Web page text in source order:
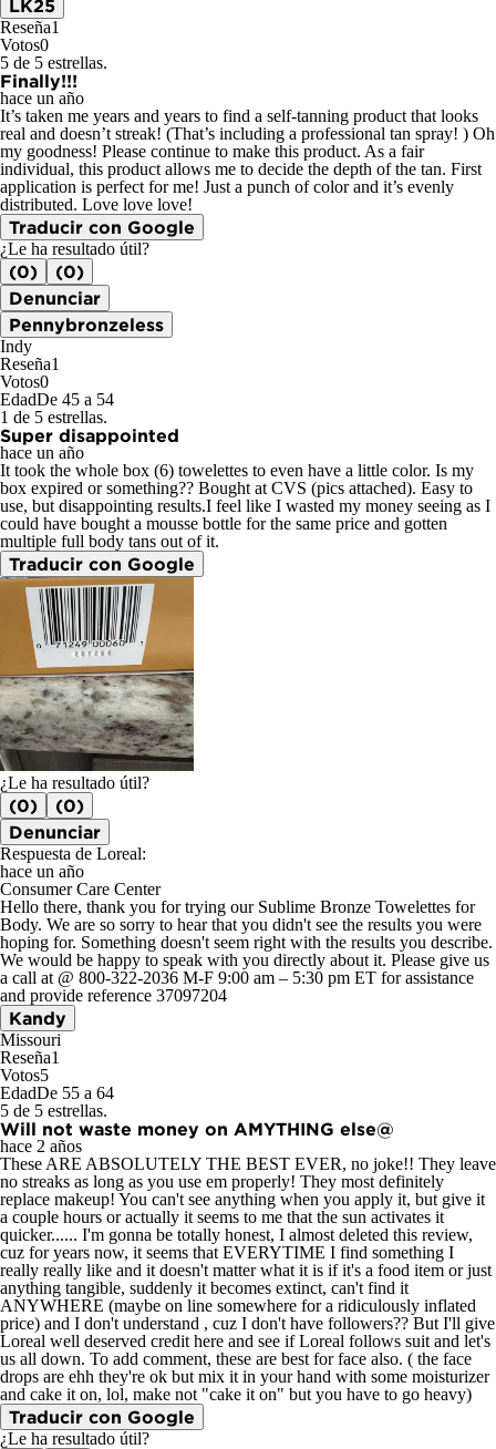
LK25
Reseña1
Votos0
5 de 5 estrellas.
Finally!!!
hace un año
It’s taken me years and years to find a self-tanning product that looks
real and doesn’t streak! (That’s including a professional tan spray! ) Oh
my goodness! Please continue to make this product. As a fair
individual, this product allows me to decide the depth of the tan. First
application is perfect for me! Just a punch of color and it’s evenly
distributed. Love love love!
Traducir con Google
¿Le ha resultado útil?
(0)
(0)
Denunciar
Pennybronzeless
Indy
Reseña1
Votos0
EdadDe 45 a 54
1 de 5 estrellas.
Super disappointed
hace un año
It took the whole box (6) towelettes to even have a little color. Is my
box expired or something?? Bought at CVS (pics attached). Easy to
use, but disappointing results.I feel like I wasted my money seeing as I
could have bought a mousse bottle for the same price and gotten
multiple full body tans out of it.
Traducir con Google
¿Le ha resultado útil?
(0)
(0)
Denunciar
Respuesta de Loreal:
hace un año
Consumer Care Center
Hello there, thank you for trying our Sublime Bronze Towelettes for
Body. We are so sorry to hear that you didn't see the results you were
hoping for. Something doesn't seem right with the results you describe.
We would be happy to speak with you directly about it. Please give us
a call at @ 800-322-2036 M-F 9:00 am – 5:30 pm ET for assistance
and provide reference 37097204
Kandy
Missouri
Reseña1
Votos5
EdadDe 55 a 64
5 de 5 estrellas.
Will not waste money on AMYTHING else@
hace 2 años
These ARE ABSOLUTELY THE BEST EVER, no joke!! They leave
no streaks as long as you use em properly! They most definitely
replace makeup! You can't see anything when you apply it, but give it
a couple hours or actually it seems to me that the sun activates it
quicker...... I'm gonna be totally honest, I almost deleted this review,
cuz for years now, it seems that EVERYTIME I find something I
really really like and it doesn't matter what it is if it's a food item or just
anything tangible, suddenly it becomes extinct, can't find it
ANYWHERE (maybe on line somewhere for a ridiculously inflated
price) and I don't understand , cuz I don't have followers?? But I'll give
Loreal well deserved credit here and see if Loreal follows suit and let's
us all down. To add comment, these are best for face also. ( the face
drops are ehh they're ok but mix it in your hand with some moisturizer
and cake it on, lol, make not "cake it on" but you have to go heavy)
Traducir con Google
¿Le ha resultado útil?